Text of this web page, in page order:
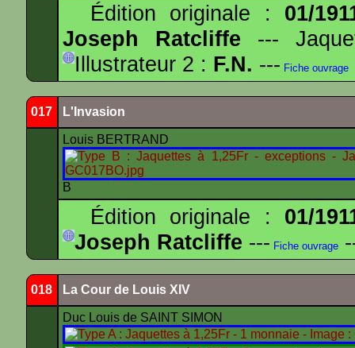
Édition originale : 01/
Joseph Ratcliffe ---
Illustrateur 2 : F.N. --- Fiche ouvrage
017 L'Invasion
Louis BERTRAND
B
Édition originale : 01/
Joseph Ratcliffe --- Fiche ouvrage
018 La Cour de Louis XIV
Duc Louis de SAINT SIMON